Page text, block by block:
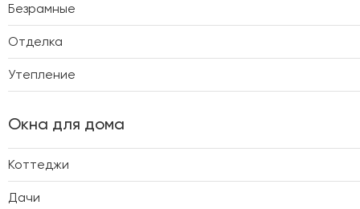
Безрамные
Отделка
Утепление
Окна для дома
Коттеджи
Дачи